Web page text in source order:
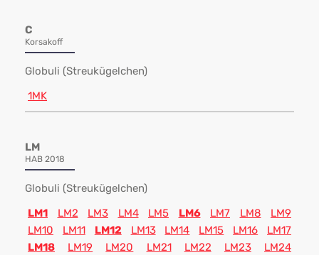
C
Korsakoff
Globuli (Streukügelchen)
1MK
LM
HAB 2018
Globuli (Streukügelchen)
LM1
LM2 LM3 LM4 LM5 LM6 LM7 LM8
LM9
LM10
LM11 LM12 LM13 LM14 LM15 LM16
LM17
LM18
LM19 LM20 LM21 LM22 LM23 LM24